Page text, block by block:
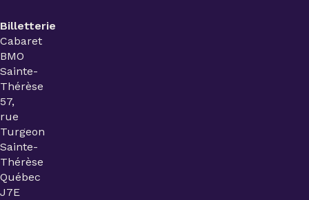
Billetterie
Cabaret
BMO
Sainte-
Thérèse
57,
rue
Turgeon
Sainte-
Thérèse
Québec
J7E